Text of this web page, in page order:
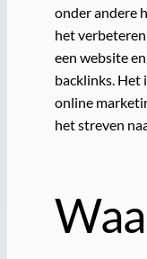
onder andere
het
een website
backlinks. Het
online
het streven